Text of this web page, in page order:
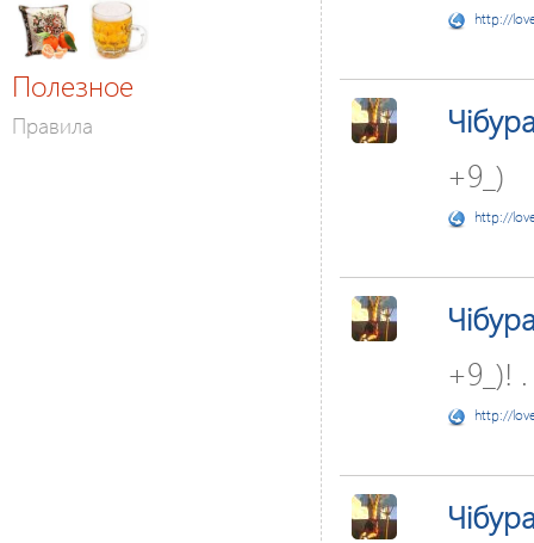
Полезное
Правила
http://
+9_)
http://
+9_)! .
http://